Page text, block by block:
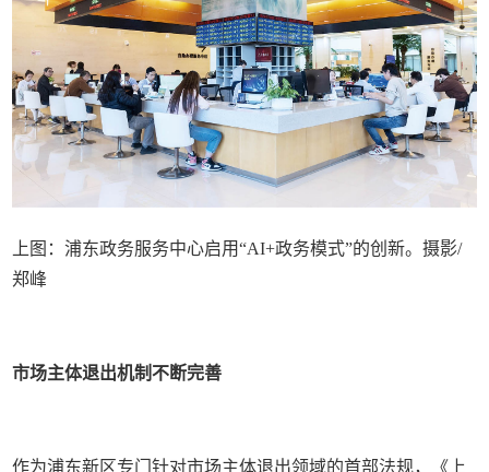
上图：浦东政务服务中心启用“AI+政务模式”的创新。摄影/
郑峰
市场主体退出机制不断完善
作为浦东新区专门针对市场主体退出领域的首部法规，《上